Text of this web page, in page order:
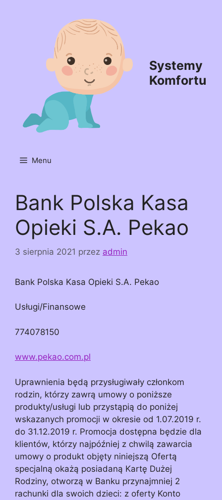
Systemy
Komfortu
Menu
Bank Polska Kasa
Opieki S.A. Pekao
3 sierpnia 2021 przez admin
Bank Polska Kasa Opieki S.A. Pekao
Usługi/Finansowe
774078150
www.pekao.com.pl
Uprawnienia będą przysługiwały członkom
rodzin, którzy zawrą umowy o poniższe
produkty/usługi lub przystąpią do poniżej
wskazanych promocji w okresie od 1.07.2019 r.
do 31.12.2019 r. Promocja dostępna będzie dla
klientów, którzy najpóźniej z chwilą zawarcia
umowy o produkt objęty niniejszą Ofertą
specjalną okażą posiadaną Kartę Dużej
Rodziny, otworzą w Banku przynajmniej 2
rachunki dla swoich dzieci: z oferty Konto